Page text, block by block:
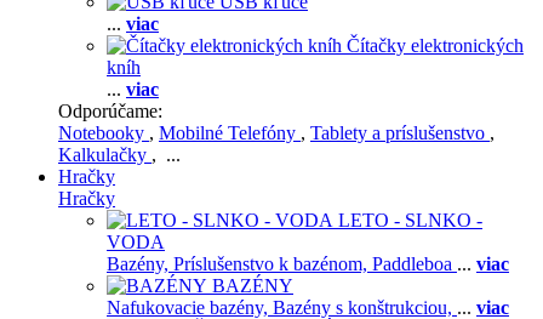
... viac
Čítačky elektronických
kníh
... viac
Odporúčame:
Notebooky , Mobilné Telefóny , Tablety a príslušenstvo ,
Kalkulačky , ...
Hračky
Hračky
LETO - SLNKO -
VODA
Bazény, Príslušenstvo k bazénom, Paddleboa ... viac
BAZÉNY
Nafukovacie bazény, Bazény s konštrukciou, ... viac